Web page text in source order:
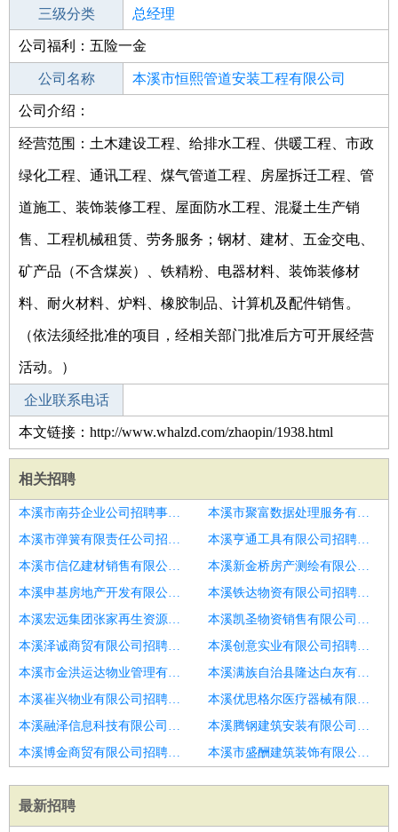
二级分类 酒店
三级分类 总经理
其他行业
公司福利：五险一金
公司名称 本溪市恒熙管道安装工程有限公司
公司类型
公司介绍：
经营范围：土木建设工程、给排水工程、供暖工程、市政
绿化工程、通讯工程、煤气管道工程、房屋拆迁工程、管
道施工、装饰装修工程、屋面防水工程、混凝土生产销
售、工程机械租赁、劳务服务；钢材、建材、五金交电、
矿产品（不含煤炭）、铁精粉、电器材料、装饰装修材
料、耐火材料、炉料、橡胶制品、计算机及配件销售。
（依法须经批准的项目，经相关部门批准后方可开展经营
活动。）
企业联系电话
本文链接：http://www.whalzd.com/zhaopin/1938.html
相关招聘
本溪市南芬企业公司招聘事业部经理
本溪市聚富数据处理服务有限公司招聘销售总经理
本溪市弹簧有限责任公司招聘生产副总经理
本溪亨通工具有限公司招聘酒店副总经理
本溪市信亿建材销售有限公司招聘文旅项目总经理
本溪新金桥房产测绘有限公司招聘文旅项目园区负责人
本溪申基房地产开发有限公司招聘区域营销分管副总总助
本溪铁达物资有限公司招聘海外总经理
本溪宏远集团张家再生资源有限责任公司招聘互联网业务总经理
本溪凯圣物资销售有限公司招聘美居品牌
本溪泽诚商贸有限公司招聘总经理秘书
本溪创意实业有限公司招聘设计高潜储备人才
本溪市金洪运达物业管理有限公司招聘合肥劳务总经理
本溪满族自治县隆达白灰有限公司招聘格林豪泰酒店总经理
本溪崔兴物业有限公司招聘保洁事业部总经理
本溪优思格尔医疗器械有限公司招聘总经理
本溪融泽信息科技有限公司招聘招标事业部总经理
本溪腾钢建筑安装有限公司招聘分公司模具工厂厂长总经理
本溪博金商贸有限公司招聘焦作营业部负责人
本溪市盛酬建筑装饰有限公司招聘总经理
最新招聘